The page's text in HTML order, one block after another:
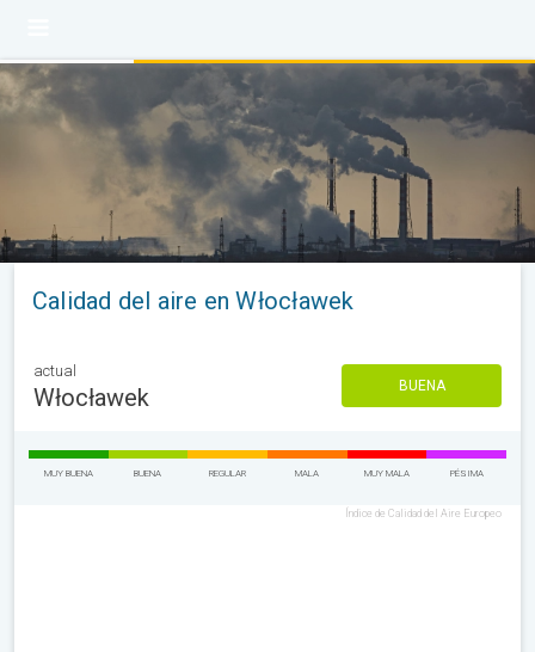
Calidad del aire en Włocławek
actual
Włocławek BUENA
MUY BUENA BUENA REGULAR MALA MUY MALA PÉSIMA
Índice de Calidad del Aire Europeo